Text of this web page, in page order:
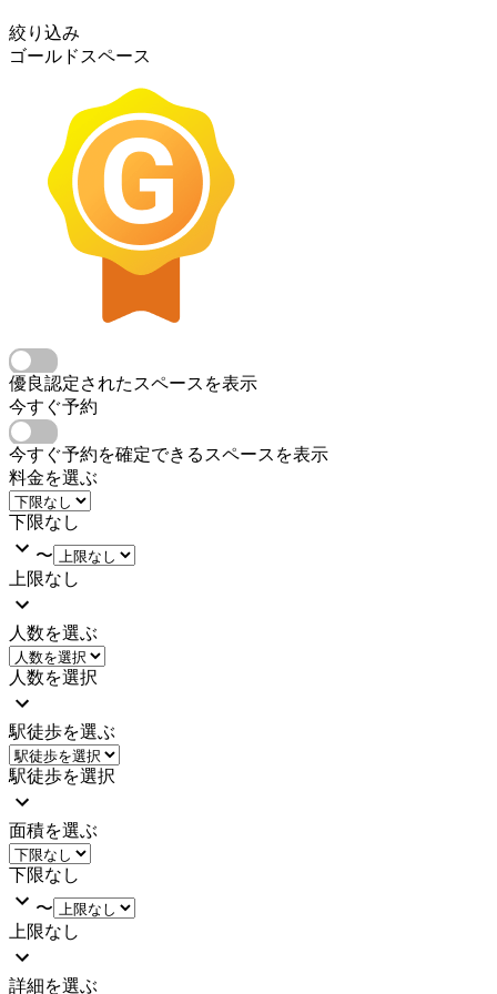
絞り込み
ゴールドスペース
優良認定されたスペースを表示
今すぐ予約
今すぐ予約を確定できるスペースを表示
料金を選ぶ
下限なし
〜
上限なし
人数を選ぶ
人数を選択
駅徒歩を選ぶ
駅徒歩を選択
面積を選ぶ
下限なし
〜
上限なし
詳細を選ぶ